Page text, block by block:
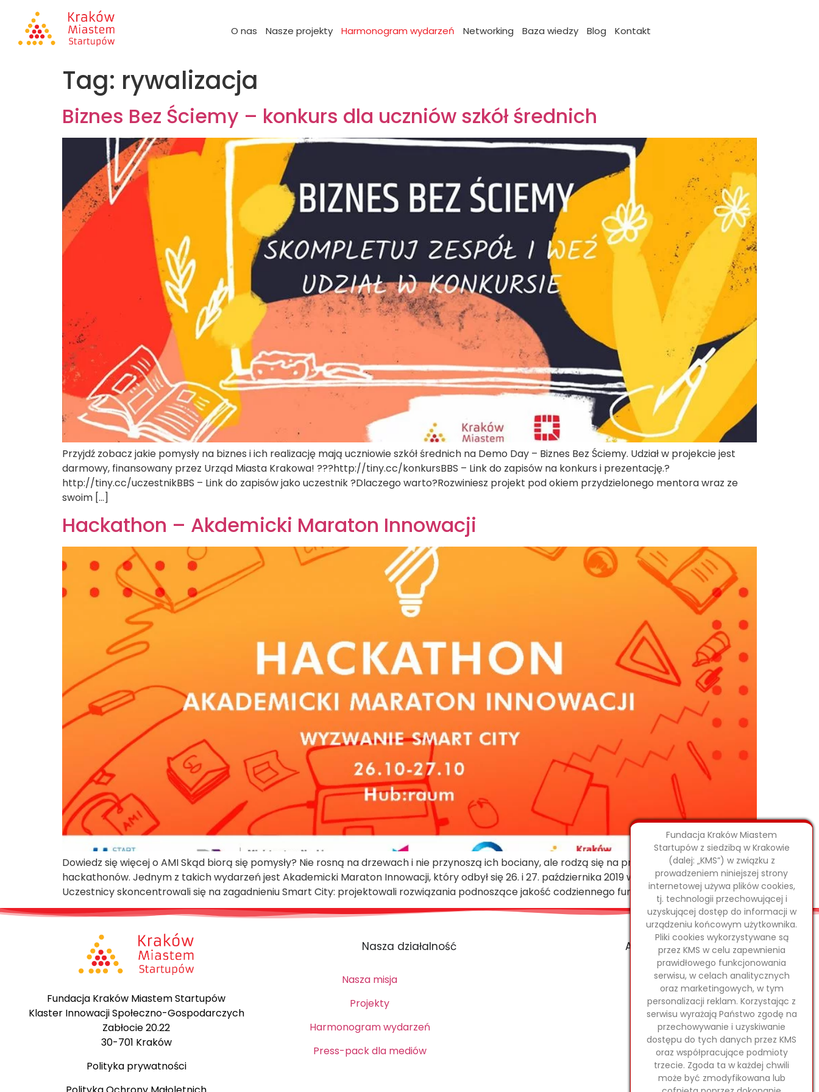
O nas Nasze projekty Harmonogram wydarzeń Networking Baza wiedzy Blog Kontakt
Fundacja Kraków Miastem
Startupów z siedzibą w Krakowie
(dalej: „KMS”) w związku z
prowadzeniem niniejszej strony
internetowej używa plików cookies,
tj. technologii przechowującej i
uzyskującej dostęp do informacji w
urządzeniu końcowym użytkownika.
Pliki cookies wykorzystywane są
przez KMS w celu zapewnienia
prawidłowego funkcjonowania
serwisu, w celach analitycznych
oraz marketingowych, w tym
personalizacji reklam. Korzystając z
serwisu wyrażają Państwo zgodę na
przechowywanie i uzyskiwanie
dostępu do tych danych przez KMS
oraz współpracujące podmioty
trzecie. Zgoda ta w każdej chwili
może być zmodyfikowana lub
Tag: rywalizacja
Biznes Bez Ściemy – konkurs dla uczniów szkół średnich
Przyjdź zobacz jakie pomysły na biznes i ich realizację mają uczniowie szkół średnich na Demo Day – Biznes Bez Ściemy. Udział w projekcie jest
darmowy, finansowany przez Urząd Miasta Krakowa! ???http://tiny.cc/konkursBBS – Link do zapisów na konkurs i prezentację.?
http://tiny.cc/uczestnikBBS – Link do zapisów jako uczestnik ?Dlaczego warto?Rozwiniesz projekt pod okiem przydzielonego mentora wraz ze
swoim […]
Hackathon – Akdemicki Maraton Innowacji
Dowiedz się więcej o AMI Skąd biorą się pomysły? Nie rosną na drzewach i nie przynoszą ich bociany, ale rodzą się na przykład podczas
hackathonów. Jednym z takich wydarzeń jest Akademicki Maraton Innowacji, który odbył się 26. i 27. października 2019 w krakowskim Hub:raum.
Uczestnicy skoncentrowali się na zagadnieniu Smart City: projektowali rozwiązania podnoszące jakość codziennego funkcjonowania w […]
Fundacja Kraków Miastem Startupów
Klaster Innowacji Społeczno-Gospodarczych
Zabłocie 20.22
30-701 Kraków
Polityka prywatności
Nasza działalność
Nasza misja
Projekty
Harmonogram wydarzeń
Press-pack dla mediów
Archiwum Projektów